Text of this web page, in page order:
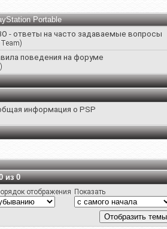
Portable
- ответы на часто задаваемые вопросы
Team)
поведения на форуме
общая информация о PSP
из 0
отображения Показать